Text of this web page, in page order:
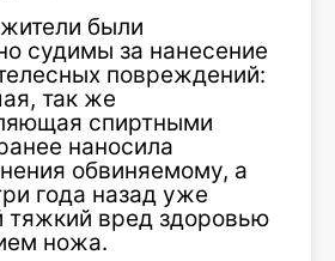
были
судимы за нанесение
повреждений:
так же
спиртными
наносила
обвиняемому, а
года назад уже
тяжкий вред здоровью
ножа.